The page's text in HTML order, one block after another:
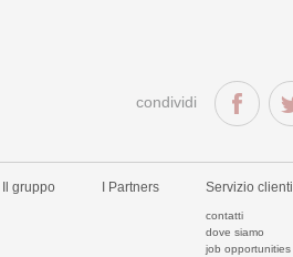
condividi
Il gruppo I Partners Servizio clienti
contatti
dove siamo
job opportunities